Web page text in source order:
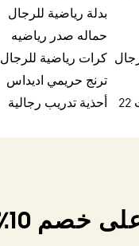
بدلة رياضية للرجال
حماله صدر رياضيه
كرات رياضية للرجال
ترنج حريمي اديداس
أحذية تدريب رجالية
خصم 10٪